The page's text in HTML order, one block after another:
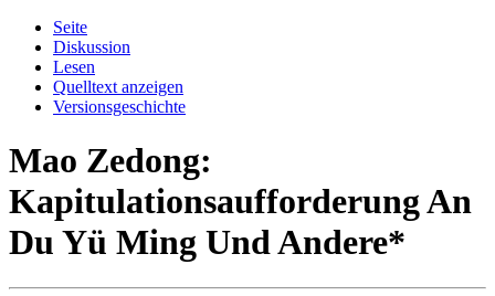
Seite
Diskussion
Lesen
Quelltext anzeigen
Versionsgeschichte
Mao Zedong:
Kapitulationsaufforderung An
Du Yü Ming Und Andere*